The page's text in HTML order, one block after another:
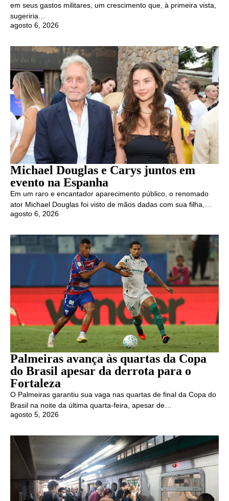
em seus gastos militares, um crescimento que, à primeira vista,
sugeriria…
agosto 6, 2026
Michael Douglas e Carys juntos em
evento na Espanha
Em um raro e encantador aparecimento público, o renomado
ator Michael Douglas foi visto de mãos dadas com sua filha,…
agosto 6, 2026
Palmeiras avança às quartas da Copa
do Brasil apesar da derrota para o
Fortaleza
O Palmeiras garantiu sua vaga nas quartas de final da Copa do
Brasil na noite da última quarta-feira, apesar de…
agosto 5, 2026